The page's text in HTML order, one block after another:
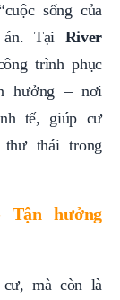
sống của
Tại River
trình phục
hưởng – nơi
tế, giúp cư
thái trong
hưởng
mà còn là